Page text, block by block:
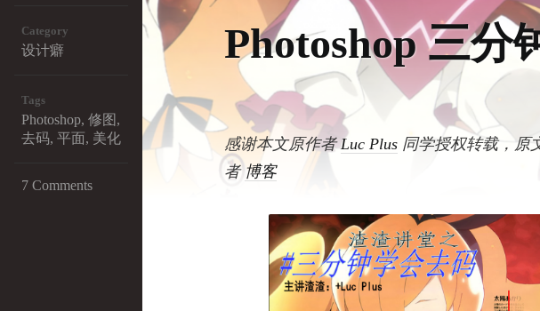
Category
设计癖
Tags
Photoshop, 修图 ,
去码, 平面, 美化
7 Comments
Photoshop 三分
感谢本文原作者Luc Plus 同学授权转载，原
者 博客